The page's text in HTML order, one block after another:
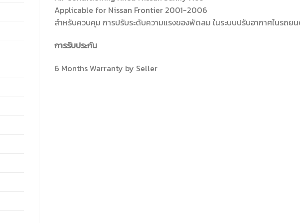
Applicable for Nissan Frontier 2001-2006
สำหรับควบคุม การปรับระดับความแรงของพัดลม ในระบบปรับอากาศในรถย
การรับประกัน
6 Months Warranty by Seller